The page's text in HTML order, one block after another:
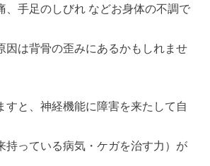
、手足のしびれ などお身体の不調で
因は背骨の歪みにあるかもしれませ
すと、神経機能に障害を来たして自
持っている病気・ケガを治す力）が